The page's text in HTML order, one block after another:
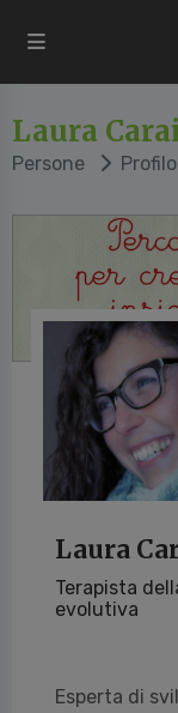
Laura
Persone Profilo
Laura
Terapista
evolutiva
Esperta di